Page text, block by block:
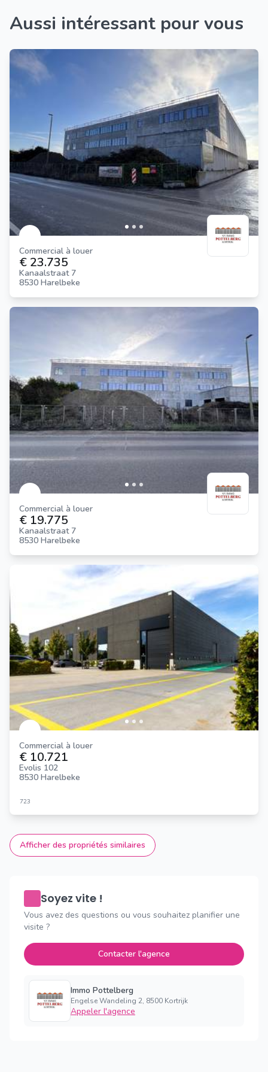
Aussi intéressant pour vous
Commercial à louer
€ 23.735
Kanaalstraat 7
8530 Harelbeke
Commercial à louer
€ 19.775
Kanaalstraat 7
8530 Harelbeke
Commercial à louer
€ 10.721
Evolis 102
8530 Harelbeke
723
Afficher des propriétés similaires
Soyez vite !
Vous avez des questions ou vous souhaitez planifier une
visite ?
Contacter l'agence
Immo Pottelberg
Engelse Wandeling 2, 8500 Kortrijk
Appeler l'agence